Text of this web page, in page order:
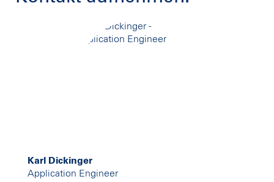
Karl Dickinger
Application Engineer